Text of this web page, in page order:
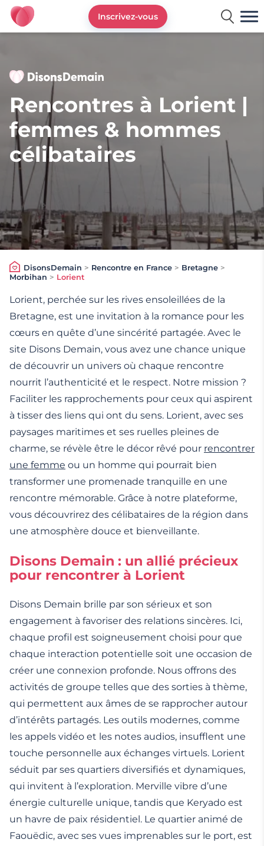
DisonsDemain.fr - Site de rencontres plus de 50 ans
Inscrivez-vous
Rencontres à Lorient |
femmes & hommes
célibataires
DisonsDemain > Rencontre en France > Bretagne >
Morbihan > Lorient
Lorient, perchée sur les rives ensoleillées de la
Bretagne, est une invitation à la romance pour les
cœurs en quête d’une sincérité partagée. Avec le
site Disons Demain, vous avez une chance unique
de découvrir un univers où chaque rencontre
nourrit l’authenticité et le respect. Notre mission ?
Faciliter les rapprochements pour ceux qui aspirent
à tisser des liens qui ont du sens. Lorient, avec ses
paysages maritimes et ses ruelles pleines de
charme, se révèle être le décor rêvé pour rencontrer
une femme ou un homme qui pourrait bien
transformer une promenade tranquille en une
rencontre mémorable. Grâce à notre plateforme,
vous découvrirez des célibataires de la région dans
une atmosphère douce et bienveillante.
Disons Demain : un allié précieux
pour rencontrer à Lorient
Disons Demain brille par son sérieux et son
engagement à favoriser des relations sincères. Ici,
chaque profil est soigneusement choisi pour que
chaque interaction potentielle soit une occasion de
créer une connexion profonde. Nous offrons des
activités de groupe telles que des sorties à thème,
qui permettent aux âmes de se rapprocher autour
d’intérêts partagés. Les outils modernes, comme
les appels vidéo et les notes audios, insufflent une
touche personnelle aux échanges virtuels. Lorient
séduit par ses quartiers diversifiés et dynamiques,
qui invitent à l’exploration. Merville vibre d’une
énergie culturelle unique, tandis que Keryado est
un havre de paix résidentiel. Le quartier animé de
Faouëdic, avec ses vues imprenables sur le port, est